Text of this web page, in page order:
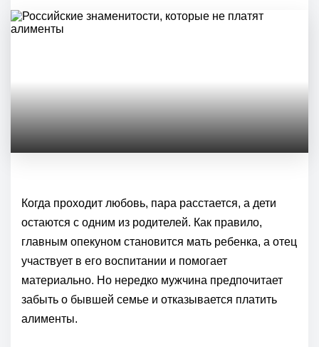
Когда проходит любовь, пара расстается, а дети
остаются с одним из родителей. Как правило,
главным опекуном становится мать ребенка, а отец
участвует в его воспитании и помогает
материально. Но нередко мужчина предпочитает
забыть о бывшей семье и отказывается платить
алименты.